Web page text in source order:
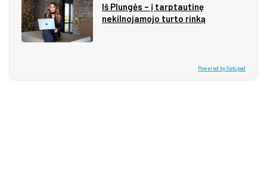
Iš Plungės – į tarptautinę
nekilnojamojo turto rinką
Powered by Setupad